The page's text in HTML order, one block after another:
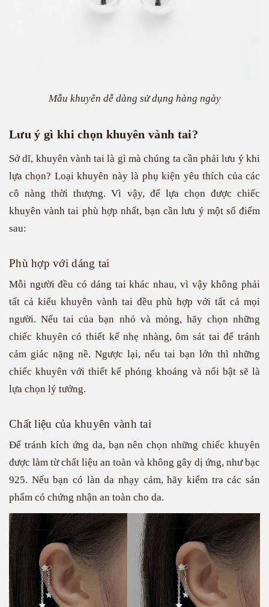
Mẫu khuyên dễ dàng sử dụng hàng ngày
Lưu ý gì khi chọn khuyên vành tai?
Sở dĩ, khuyên vành tai là gì mà chúng ta cần phải lưu ý khi
lựa chọn? Loại khuyên này là phụ kiện yêu thích của các
cô nàng thời thượng. Vì vậy, để lựa chọn được chiếc
khuyên vành tai phù hợp nhất, bạn cần lưu ý một số điểm
sau:
Phù hợp với dáng tai
Mỗi người đều có dáng tai khác nhau, vì vậy không phải
tất cả kiểu khuyên vành tai đều phù hợp với tất cả mọi
người. Nếu tai của bạn nhỏ và mỏng, hãy chọn những
chiếc khuyên có thiết kế nhẹ nhàng, ôm sát tai để tránh
cảm giác nặng nề. Ngược lại, nếu tai bạn lớn thì những
chiếc khuyên với thiết kế phóng khoáng và nổi bật sẽ là
lựa chọn lý tưởng.
Chất liệu của khuyên vành tai
Để tránh kích ứng da, bạn nên chọn những chiếc khuyên
được làm từ chất liệu an toàn và không gây dị ứng, như bạc
925. Nếu bạn có làn da nhạy cảm, hãy kiểm tra các sản
phẩm có chứng nhận an toàn cho da.